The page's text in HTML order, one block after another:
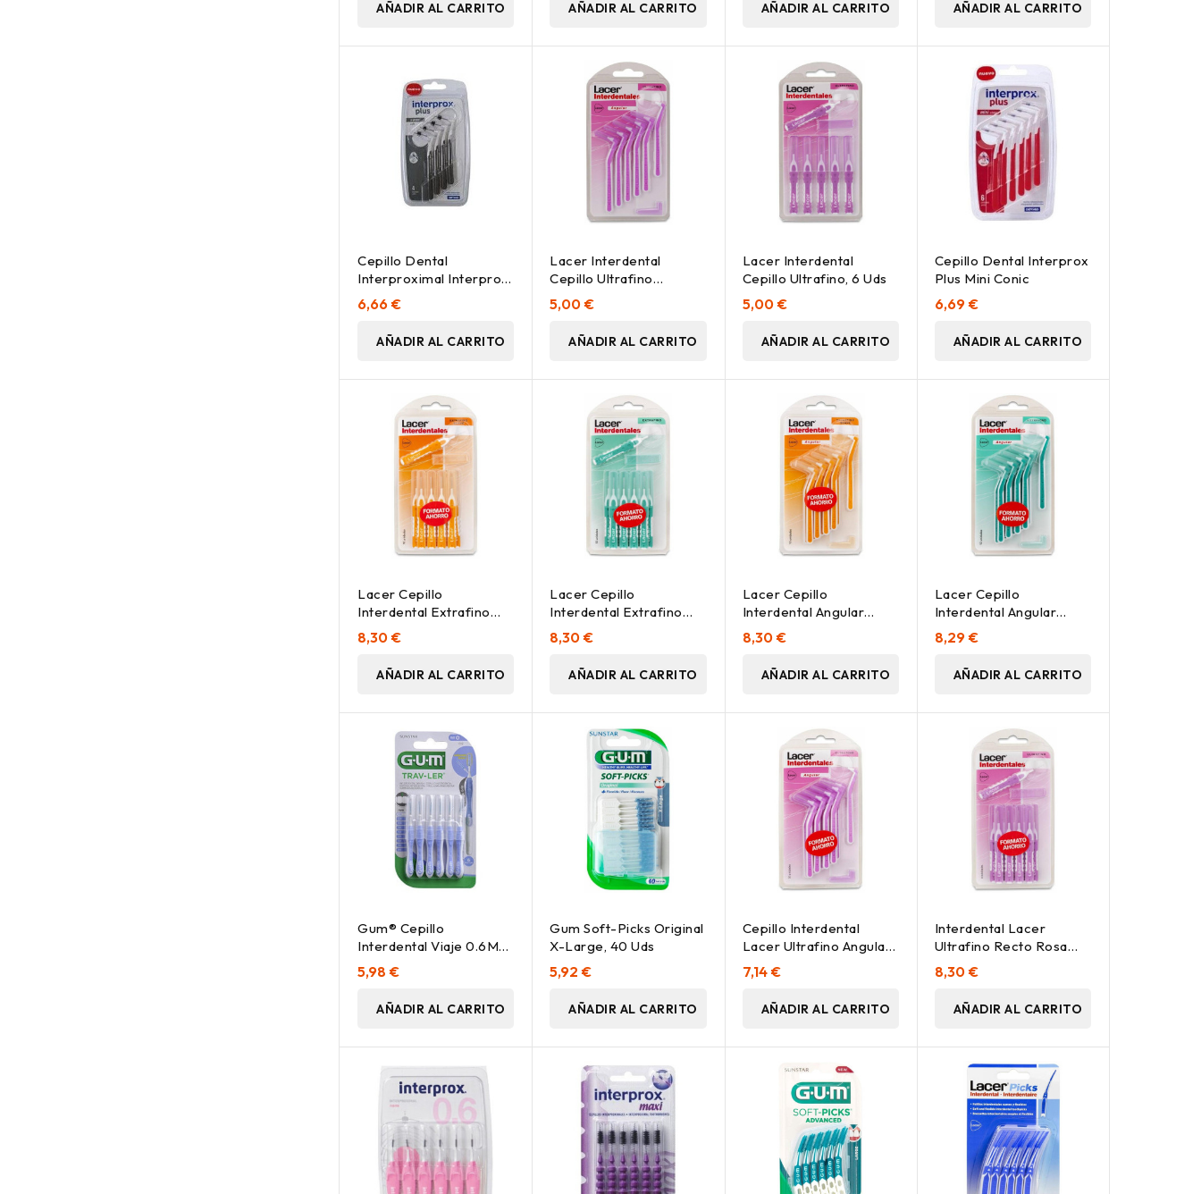
AÑADIR AL CARRITO AÑADIR AL CARRITO AÑADIR AL CARRITO AÑADIR AL CARRITO
Cepillo Dental
Interproximal Interprox
Plus X-Maxi, 4 Uds
6,66 €
AÑADIR AL CARRITO
Lacer Interdental
Cepillo Ultrafino
Angular, 6 Uds
5,00 €
AÑADIR AL CARRITO
Lacer Interdental
Cepillo Ultrafino, 6 Uds
5,00 €
AÑADIR AL CARRITO
Cepillo Dental Interprox
Plus Mini Conic
6,69 €
AÑADIR AL CARRITO
Lacer Cepillo
Interdental Extrafino
Suave Recto, 10 Uds
8,30 €
AÑADIR AL CARRITO
Lacer Cepillo
Interdental Extrafino
Recto, 10 Uds
8,30 €
AÑADIR AL CARRITO
Lacer Cepillo
Interdental Angular
Extrafino Suave, 10 Uds
8,30 €
AÑADIR AL CARRITO
Lacer Cepillo
Interdental Angular
Extrafino, 10 Uds
8,29 €
AÑADIR AL CARRITO
Gum® Cepillo
Interdental Viaje 0.6Mm
6Uds
5,98 €
AÑADIR AL CARRITO
Gum Soft-Picks Original
X-Large, 40 Uds
5,92 €
AÑADIR AL CARRITO
Cepillo Interdental
Lacer Ultrafino Angular,
10 Uds
7,14 €
AÑADIR AL CARRITO
Interdental Lacer
Ultrafino Recto Rosa
10Ud.
8,30 €
AÑADIR AL CARRITO